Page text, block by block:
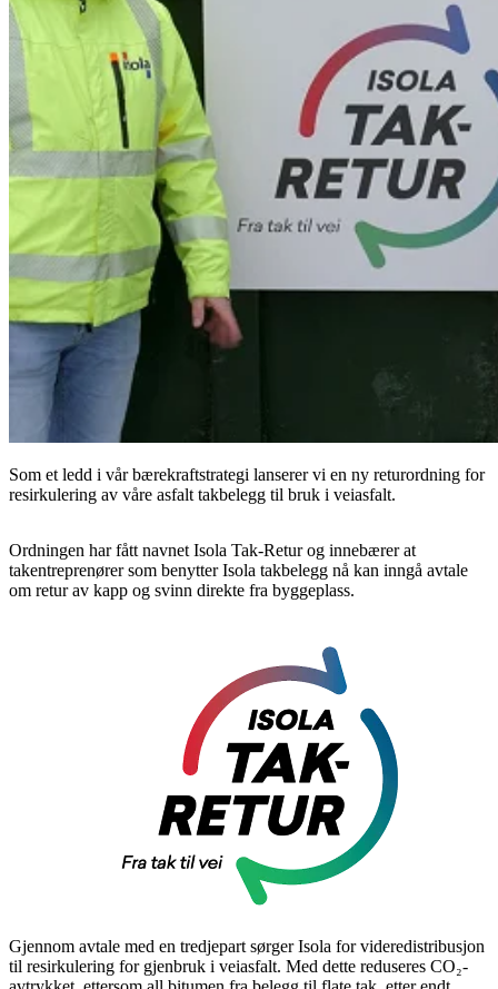
Som et ledd i vår bærekraftstrategi lanserer vi en ny returordning for
resirkulering av våre asfalt takbelegg til bruk i veiasfalt.
Ordningen har fått navnet Isola Tak-Retur og innebærer at
takentreprenører som benytter Isola takbelegg nå kan inngå avtale
om retur av kapp og svinn direkte fra byggeplass.
Gjennom avtale med en tredjepart sørger Isola for videredistribusjon
til resirkulering for gjenbruk i veiasfalt. Med dette reduseres CO₂-